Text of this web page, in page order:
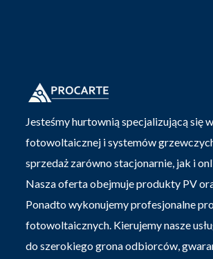
Jesteśmy hurtownią specjalizującą się
fotowoltaicznej i systemów
sprzedaż zarówno stacjonarnie, jak i
Nasza oferta obejmuje produkty PV
Ponadto wykonujemy profesjonalne
fotowoltaicznych. Kierujemy nasze
do szerokiego grona odbiorców,